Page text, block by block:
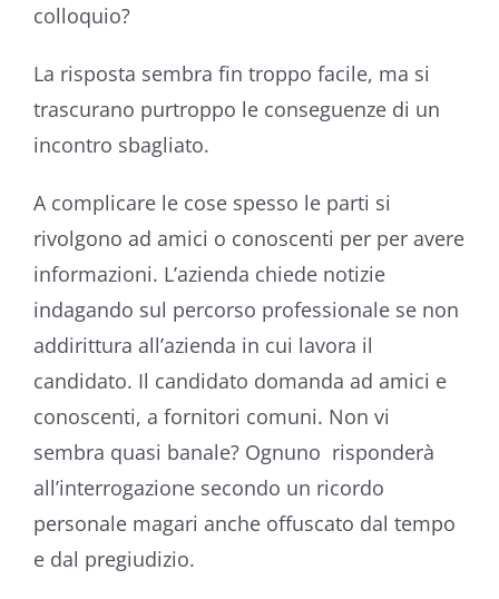
colloquio?
La risposta sembra fin troppo facile, ma si
trascurano purtroppo le conseguenze di un
incontro sbagliato.
A complicare le cose spesso le parti si
rivolgono ad amici o conoscenti per per avere
informazioni. L’azienda chiede notizie
indagando sul percorso professionale se non
addirittura all’azienda in cui lavora il
candidato. Il candidato domanda ad amici e
conoscenti, a fornitori comuni. Non vi
sembra quasi banale? Ognuno risponderà
all’interrogazione secondo un ricordo
personale magari anche offuscato dal tempo
e dal pregiudizio.